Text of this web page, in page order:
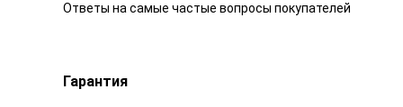
Ответы на самые частые вопросы покупателей
Гарантия